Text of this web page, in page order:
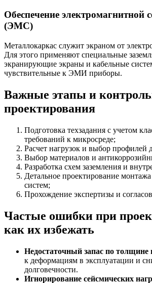
Обеспечение электромагнитной
(ЭМС)
Металлокаркас служит экраном от
Для этого применяют специальные
экранирующие экраны и кабельные
чувствительные к ЭМИ приборы.
Важные этапы и
проектирования
Подготовка техзадания с учетом
требований к микросреде;
Расчет нагрузок и выбор профилей
Выбор материалов и
Разработка схем заземления и
Детальное проектирование
систем;
Прохождение экспертизы и
Частые ошибки при
как их избежать
Недостаточный запас по толщине
к деформациям в эксплуатации и
долговечности.
Игнорирование сейсмических